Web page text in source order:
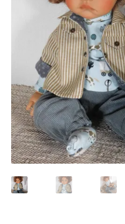
Politique de confidentialité
Politique de cookies (UE)
Validation de la commande